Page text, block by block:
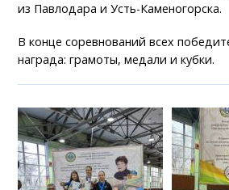
из Павлодара и Усть-Каменогорска.
В конце соревнований всех
награда: грамоты, медали и кубки.